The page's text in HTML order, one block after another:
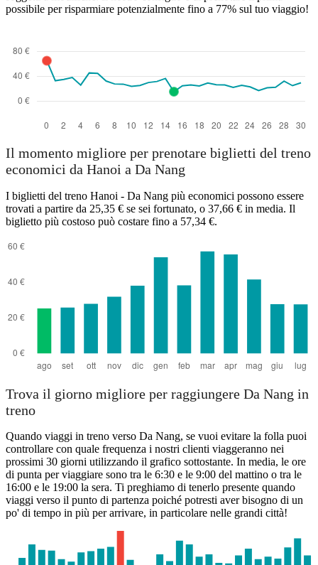
possibile per risparmiare potenzialmente fino a 77% sul tuo viaggio!
Il momento migliore per prenotare biglietti del treno
economici da Hanoi a Da Nang
I biglietti del treno Hanoi - Da Nang più economici possono essere
trovati a partire da 25,35 € se sei fortunato, o 37,66 € in media. Il
biglietto più costoso può costare fino a 57,34 €.
Trova il giorno migliore per raggiungere Da Nang in
treno
Quando viaggi in treno verso Da Nang, se vuoi evitare la folla puoi
controllare con quale frequenza i nostri clienti viaggeranno nei
prossimi 30 giorni utilizzando il grafico sottostante. In media, le ore
di punta per viaggiare sono tra le 6:30 e le 9:00 del mattino o tra le
16:00 e le 19:00 la sera. Ti preghiamo di tenerlo presente quando
viaggi verso il punto di partenza poiché potresti aver bisogno di un
po' di tempo in più per arrivare, in particolare nelle grandi città!